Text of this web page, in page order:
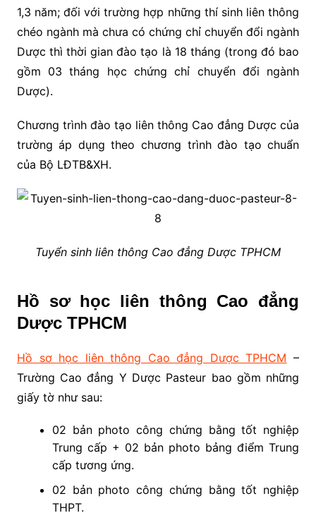
1,3 năm; đối với trường hợp những thí sinh liên thông
chéo ngành mà chưa có chứng chỉ chuyển đổi ngành
Dược thì thời gian đào tạo là 18 tháng (trong đó bao
gồm 03 tháng học chứng chỉ chuyển đổi ngành
Dược).
Chương trình đào tạo liên thông Cao đẳng Dược của
trường áp dụng theo chương trình đào tạo chuẩn
của Bộ LĐTB&XH.
Tuyển sinh liên thông Cao đẳng Dược TPHCM
Hồ sơ học liên thông Cao đẳng
Dược TPHCM
Hồ sơ học liên thông Cao đẳng Dược TPHCM –
Trường Cao đẳng Y Dược Pasteur bao gồm những
giấy tờ như sau:
02 bản photo công chứng bằng tốt nghiệp
Trung cấp + 02 bản photo bảng điểm Trung
cấp tương ứng.
02 bản photo công chứng bằng tốt nghiệp
THPT.